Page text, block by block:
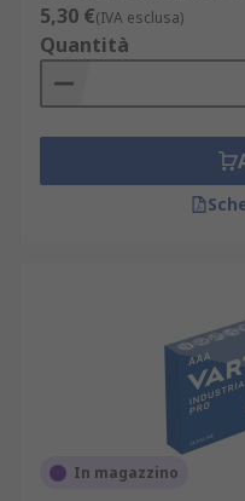
5,30 €(IVA esclusa)
Quantità
In magazzino